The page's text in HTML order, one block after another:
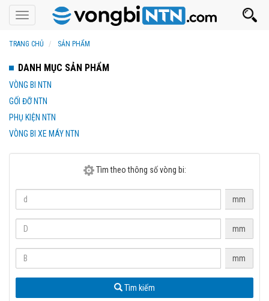
Toggle
navigation
TRANG CHỦ SẢN PHẨM
DANH MỤC SẢN PHẨM
VÒNG BI NTN
GỐI ĐỠ NTN
PHỤ KIỆN NTN
VÒNG BI XE MÁY NTN
Tìm theo thông số vòng bi:
mm
mm
mm
Tìm kiếm